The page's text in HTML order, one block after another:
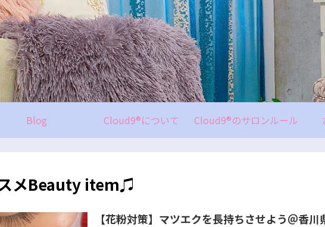
Blog Cloud9®について Cloud9®のサロンルール
メBeauty item♫
【花粉対策】マツエクを長持ちさせよう＠香川